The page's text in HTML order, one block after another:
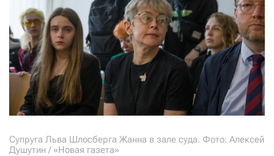
Супруга Льва Шлосберга Жанна в зале суда. Фото: Алексей
Душутин / «Новая газета»